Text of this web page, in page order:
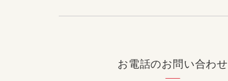
お電話のお問い合わせ